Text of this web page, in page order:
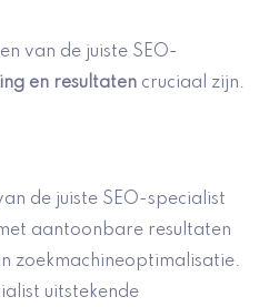
van de juiste SEO-
en resultaten cruciaal zijn.
de juiste SEO-specialist
aantoonbare resultaten
zoekmachineoptimalisatie.
uitstekende